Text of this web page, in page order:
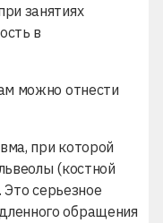
занятиях
в
можно отнести
при которой
(костной
Это серьезное
обращения